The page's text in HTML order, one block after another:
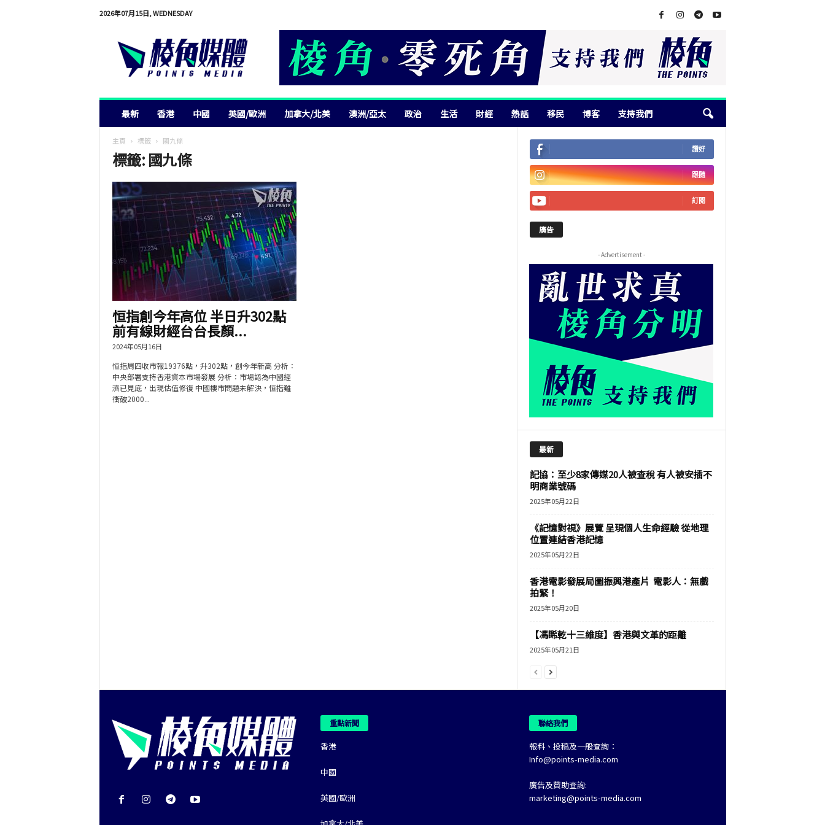
2026年07月15日, WEDNESDAY
最新 香港 中國 英國/歐洲 加拿大/北美 澳洲/亞太 政治 生活 財經 熱話 移民 博客 支持我們
主頁 標籤 國九條
標籤: 國九條
恒指創今年高位 半日升302點
前有線財經台台長顏...
2024年05月16日
恒指周四收市報19376點，升302點，創今年新高 分析：
中央部署支持香港資本市場發展 分析：市場認為中國經
濟已見底，出現估值修復 中國樓市問題未解決，恒指難
衝破2000...
讚好
跟隨
訂閱
廣告
- Advertisement -
最新
記協：至少8家傳媒20人被查稅 有人被安插不
明商業號碼
2025年05月22日
《記憶對視》展覽 呈現個人生命經驗 從地理
位置連結香港記憶
2025年05月22日
香港電影發展局圖振興港產片 電影人：無戲
拍緊！
2025年05月20日
【馮睎乾十三維度】香港與文革的距離
2025年05月21日
重點新聞
香港
中國
英國/歐洲
聯絡我們
報料、投稿及一般查詢：
Info@points-media.com
廣告及贊助查詢:
marketing@points-media.com